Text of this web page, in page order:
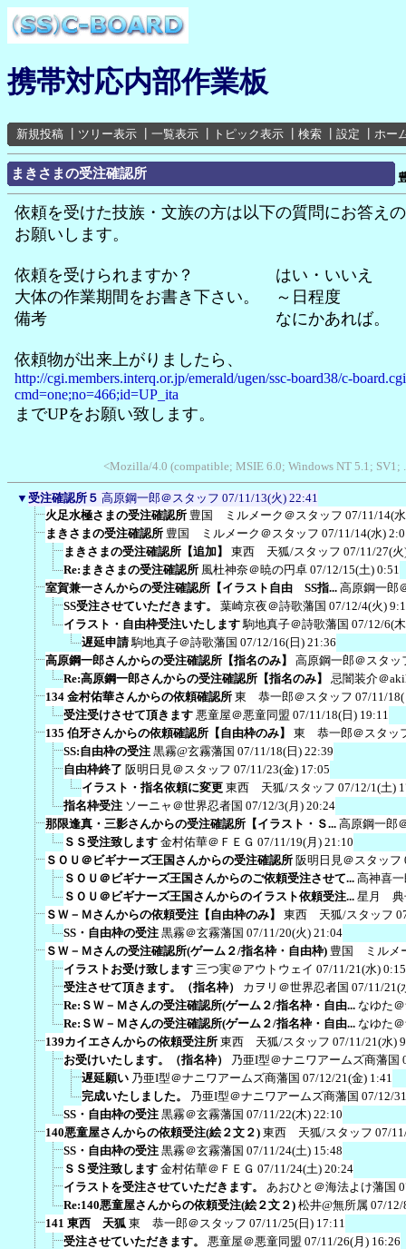
携帯対応内部作業板
新規投稿 ツリー表示 一覧表示 トピック表示 検索 設定 ホー
まきさまの受注確認所
依頼を受けた技族・文族の方は以下の質問にお答え
お願いします。
依頼を受けられますか？ はい・いいえ
大体の作業期間をお書き下さい。 ～日程度
備考 なにかあれば。
依頼物が出来上がりましたら、
http://cgi.members.interq.or.jp/emerald/ugen/ssc-board38/c-
cmd=one;no=466;id=UP_ita
までUPをお願い致します。
<Mozilla/4.0 (compatible; MSIE 6.0; Windows NT 5.1;
▼ 受注確認所５ 高原鋼一郎＠スタッフ 07/11/13(火) 22:41
火足水極さまの受注確認所 豊国 ミルメーク＠スタッフ 07/11/14(
まきさまの受注確認所 豊国 ミルメーク＠スタッフ 07/11/14(水)
まきさまの受注確認所【追加】
東西 天狐/スタッフ 07/11/27(
Re:まきさまの受注確認所 風杜神奈＠暁の円卓 07/12/15(土) 0:51
室賀兼一さんからの受注確認所【イラスト自由 SS指... 高原鋼一郎
SS受注させていただきます。
葉崎京夜＠詩歌藩国 07/12/4(火)
イラスト・自由枠受注いたします 駒地真子＠詩歌藩国 07/12/6(
遅延申請 駒地真子＠詩歌藩国 07/12/16(日) 21:36
高原鋼一郎さんからの受注確認所【指名のみ】
高原鋼一郎＠スタッ
Re:高原鋼一郎さんからの受注確認所【指名のみ】
忌闇装介＠
134 金村佑華さんからの依頼確認所 東 恭一郎＠スタッフ 07/11/
受注受けさせて頂きます 悪童屋＠悪童同盟 07/11/18(日) 19:11
135 伯牙さんからの依頼確認所【自由枠のみ】
東 恭一郎＠スタッ
SS:自由枠の受注 黒霧@玄霧藩国 07/11/18(日) 22:39
自由枠終了 阪明日見＠スタッフ 07/11/23(金) 17:05
イラスト・指名依頼に変更 東西 天狐/スタッフ 07/12/1(土)
指名枠受注 ソーニャ＠世界忍者国 07/12/3(月) 20:24
那限逢真・三影さんからの受注確認所【イラスト・Ｓ... 高原鋼一郎
ＳＳ受注致します 金村佑華＠ＦＥＧ 07/11/19(月) 21:10
ＳＯＵ＠ビギナーズ王国さんからの受注確認所 阪明日見＠スタッフ
ＳＯＵ＠ビギナーズ王国さんからのご依頼受注させて... 高神喜
ＳＯＵ＠ビギナーズ王国さんからのイラスト依頼受注... 星月 典
ＳＷ－Ｍさんからの依頼受注【自由枠のみ】
東西 天狐/スタッフ
SS・自由枠の受注 黒霧＠玄霧藩国 07/11/20(火) 21:04
ＳＷ－Ｍさんの受注確認所(ゲーム２/指名枠・自由枠) 豊国 ミルメ
イラストお受け致します 三つ実＠アウトウェイ 07/11/21(水) 0:15
受注させて頂きます。（指名枠）
カヲリ＠世界忍者国 07/11/21(
Re:ＳＷ－Ｍさんの受注確認所(ゲーム２/指名枠・自由... なゆた
Re:ＳＷ－Ｍさんの受注確認所(ゲーム２/指名枠・自由... なゆた
139カイエさんからの依頼受注所 東西 天狐/スタッフ 07/11/21(水)
お受けいたします。（指名枠）
乃亜I型＠ナニワアームズ商藩国
遅延願い 乃亜I型＠ナニワアームズ商藩国 07/12/21(金) 1:41
完成いたしました。
乃亜I型＠ナニワアームズ商藩国 07/12/
SS・自由枠の受注 黒霧＠玄霧藩国 07/11/22(木) 22:10
140悪童屋さんからの依頼受注(絵２文２) 東西 天狐/スタッフ 07/
SS・自由枠の受注 黒霧＠玄霧藩国 07/11/24(土) 15:48
ＳＳ受注致します 金村佑華＠ＦＥＧ 07/11/24(土) 20:24
イラストを受注させていただきます。
あおひと＠海法よけ藩国
Re:140悪童屋さんからの依頼受注(絵２文２) 松井@無所属 07/12/
141 東西 天狐 東 恭一郎＠スタッフ 07/11/25(日) 17:11
受注させていただきます。
悪童屋＠悪童同盟 07/11/26(月) 16:26